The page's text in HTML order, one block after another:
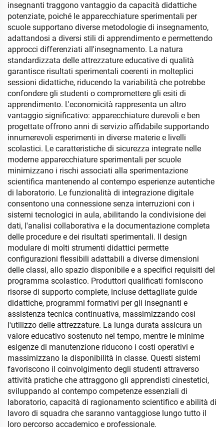
insegnanti traggono vantaggio da capacità didattiche
potenziate, poiché le apparecchiature sperimentali per
scuole supportano diverse metodologie di insegnamento,
adattandosi a diversi stili di apprendimento e permettendo
approcci differenziati all'insegnamento. La natura
standardizzata delle attrezzature educative di qualità
garantisce risultati sperimentali coerenti in molteplici
sessioni didattiche, riducendo la variabilità che potrebbe
confondere gli studenti o compromettere gli esiti di
apprendimento. L'economicità rappresenta un altro
vantaggio significativo: apparecchiature durevoli e ben
progettate offrono anni di servizio affidabile supportando
innumerevoli esperimenti in diverse materie e livelli
scolastici. Le caratteristiche di sicurezza integrate nelle
moderne apparecchiature sperimentali per scuole
minimizzano i rischi associati alla sperimentazione
scientifica mantenendo al contempo esperienze autentiche
di laboratorio. Le funzionalità di integrazione digitale
consentono una connessione senza interruzioni con i
sistemi tecnologici in aula, abilitando la condivisione dei
dati, l'analisi collaborativa e la documentazione completa
delle procedure e dei risultati sperimentali. Il design
modulare di molti strumenti didattici permette
configurazioni flessibili adattabili a diverse dimensioni
delle classi, allo spazio disponibile e a specifici requisiti del
programma scolastico. Produttori qualificati forniscono
risorse di supporto complete, incluse dettagliate guide
didattiche, programmi formativi per gli insegnanti e
assistenza tecnica continuativa, massimizzando così
l'utilizzo delle attrezzature. La lunga durata assicura un
valore educativo sostenuto nel tempo, mentre le minime
esigenze di manutenzione riducono i costi operativi e
massimizzano la disponibilità in classe. Questi sistemi
favoriscono il coinvolgimento degli studenti attraverso
attività pratiche che attraggono gli apprendisti cinestetici,
sviluppando al contempo competenze essenziali di
laboratorio, capacità di ragionamento scientifico e abilità di
lavoro di squadra che saranno vantaggiose lungo tutto il
loro percorso accademico e professionale.